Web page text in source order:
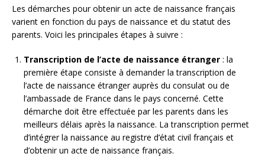
Les démarches pour obtenir un acte de naissance français
varient en fonction du pays de naissance et du statut des
parents. Voici les principales étapes à suivre :
Transcription de l’acte de naissance étranger : la
première étape consiste à demander la transcription de
l’acte de naissance étranger auprès du consulat ou de
l’ambassade de France dans le pays concerné. Cette
démarche doit être effectuée par les parents dans les
meilleurs délais après la naissance. La transcription permet
d’intégrer la naissance au registre d’état civil français et
d’obtenir un acte de naissance français.